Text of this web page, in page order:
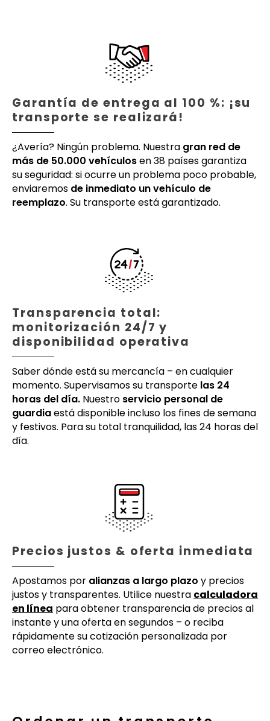
Garantía de entrega al 100 %: ¡su
transporte se realizará!
¿Avería? Ningún problema. Nuestra gran red de
más de 50.000 vehículosen 38 países garantiza
su seguridad: si ocurre un problema poco probable,
enviaremos de inmediato un vehículo de
reemplazo. Su transporte está garantizado.
Transparencia total:
monitorización 24/7 y
disponibilidad operativa
Saber dónde está su mercancía – en cualquier
momento. Supervisamos su transporte las 24
horas del día. Nuestro servicio personal de
guardiaestá disponible incluso los fines de semana
y festivos. Para su total tranquilidad, las 24 horas del
día.
Precios justos & oferta inmediata
Apostamos por alianzas a largo plazo y precios
justos y transparentes. Utilice nuestra calculadora
en línea para obtener transparencia de precios al
instante y una oferta en segundos – o reciba
rápidamente su cotización personalizada por
correo electrónico.